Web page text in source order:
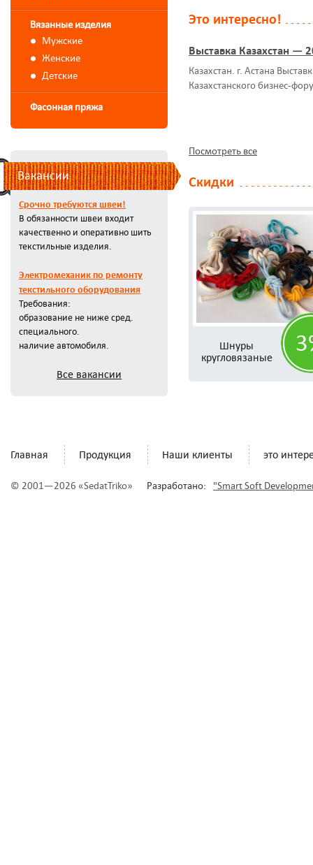
Вязанные изделия
Мужские
Женские
Детские
Фасонная пряжа
Вакансии
Срочно требуются швеи!
В обязанности швеи входит
качественно и оперативно шить
текстильные изделия.
Электромеханик по ремонту
текстильного оборудования
Требования:
образование не ниже сред.
специального.
наличие автомобиля.
Все вакансии
Это интересно!
Выставка Казахстан —
Казахстан. г. Астана
Казахстанского бизнес-
Посмотреть все
Скидки
Шнуры
кругловязаные
Главная Продукция Наши клиенты это
© 2001—2026 «SedatTriko» Разработано: "Smart Soft